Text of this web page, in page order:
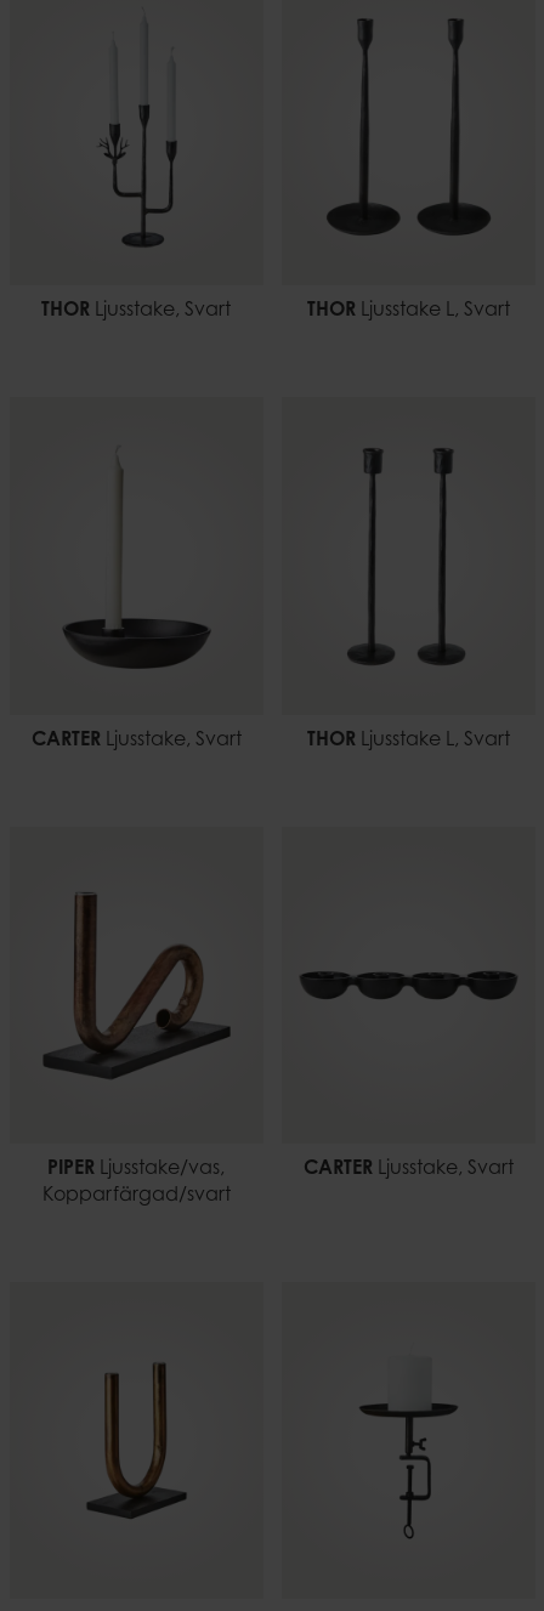
THOR Ljusstake, Svart THORLjusstake L, Svart
CARTERLjusstake, Svart THORLjusstake L, Svart
PIPER Ljusstake/vas,
Kopparfärgad/svart
CARTERLjusstake, Svart